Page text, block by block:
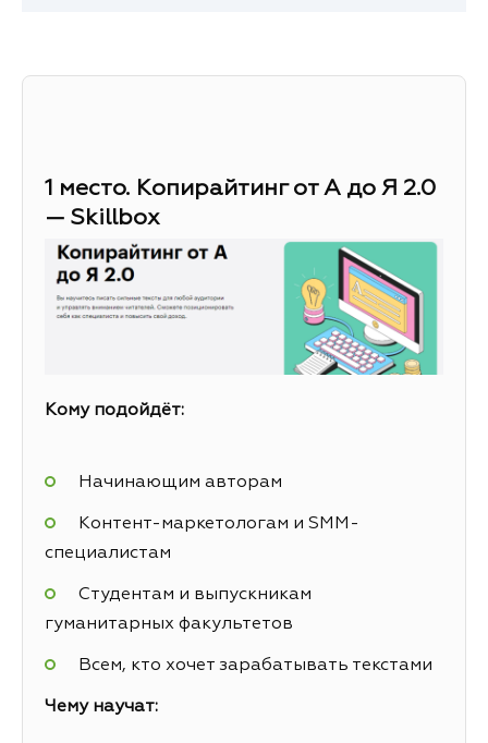
1 место. Копирайтинг от А до Я 2.0
— Skillbox
Кому подойдёт:
Начинающим авторам
Контент-маркетологам и SMM-
специалистам
Студентам и выпускникам
гуманитарных факультетов
Всем, кто хочет зарабатывать текстами
Чему научат: